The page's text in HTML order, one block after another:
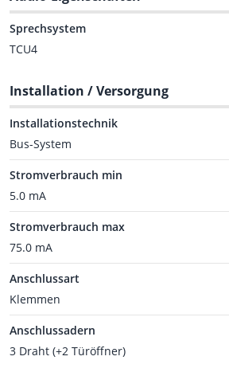
Sprechsystem
TCU4
Installation / Versorgung
Installationstechnik
Bus-System
Stromverbrauch min
5.0 mA
Stromverbrauch max
75.0 mA
Anschlussart
Klemmen
Anschlussadern
3 Draht (+2 Türöffner)